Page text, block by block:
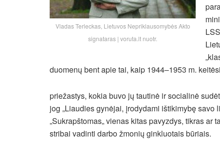
Vladas Terleckas, Lietuvos Nepriklausomybės Akto
signataras | voruta.lt nuotr.
duomenų bent apie tai, kaip 1944–1953 m.
priežastys, kokia buvo jų tautinė ir socialinė
jog „Liaudies gynėjai, įrodydami ištikimybę savo
„Sukrapštomas„ vienas kitas pavyzdys, tikras
stribai vadinti darbo žmonių ginkluotais būriais.